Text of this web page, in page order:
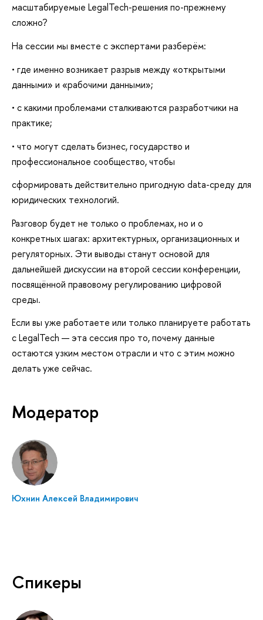
масштабируемые LegalTech-решения по-прежнему
сложно?
На сессии мы вместе с экспертами разберём:
• где именно возникает разрыв между «открытыми
данными» и «рабочими данными»;
• с какими проблемами сталкиваются разработчики на
практике;
• что могут сделать бизнес, государство и
профессиональное сообщество, чтобы
сформировать действительно пригодную data-среду для
юридических технологий.
Разговор будет не только о проблемах, но и о
конкретных шагах: архитектурных, организационных и
регуляторных. Эти выводы станут основой для
дальнейшей дискуссии на второй сессии конференции,
посвящённой правовому регулированию цифровой
среды.
Если вы уже работаете или только планируете работать
с LegalTech — эта сессия про то, почему данные
остаются узким местом отрасли и что с этим можно
делать уже сейчас.
Модератор
Юхнин Алексей Владимирович
Спикеры